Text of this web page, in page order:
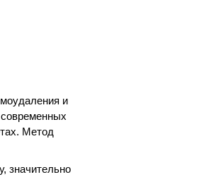
и
Метод
значительно